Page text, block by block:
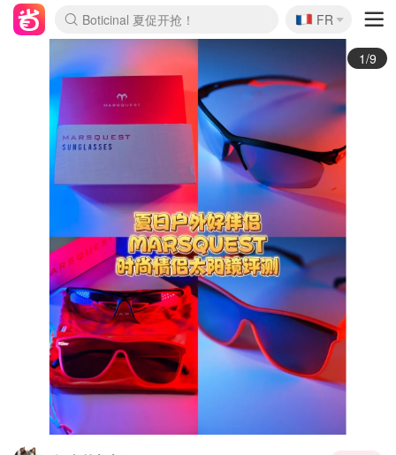
Boticinal 夏促开抢！
4折！lulu周四疯狂上新
还没结束！&OtherStories大促
Joybuy变相75折 随时失效
速领！Stanley独家85折
疑似霸哥！Camper额外叠85折
Zalando 奥莱闪促！每日更新
Moncler反季囤！5折起+叠9折
Coach Brooklyn仅€192
🇫🇷
FR
2/9